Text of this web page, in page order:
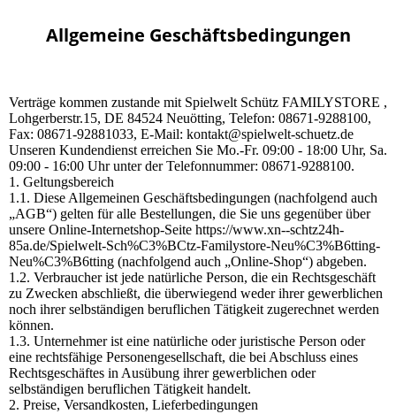
Allgemeine Geschäftsbedingungen
Verträge kommen zustande mit Spielwelt Schütz FAMILYSTORE ,
Lohgerberstr.15, DE 84524 Neuötting, Telefon: 08671-9288100,
Fax: 08671-92881033, E-Mail: kontakt@spielwelt-schuetz.de
Unseren Kundendienst erreichen Sie Mo.-Fr. 09:00 - 18:00 Uhr, Sa.
09:00 - 16:00 Uhr unter der Telefonnummer: 08671-9288100.
1. Geltungsbereich
1.1. Diese Allgemeinen Geschäftsbedingungen (nachfolgend auch
„AGB“) gelten für alle Bestellungen, die Sie uns gegenüber über
unsere Online-Internetshop-Seite https://www.xn--schtz24h-
85a.de/Spielwelt-Sch%C3%BCtz-Familystore-Neu%C3%B6tting-
Neu%C3%B6tting (nachfolgend auch „Online-Shop“) abgeben.
1.2. Verbraucher ist jede natürliche Person, die ein Rechtsgeschäft
zu Zwecken abschließt, die überwiegend weder ihrer gewerblichen
noch ihrer selbständigen beruflichen Tätigkeit zugerechnet werden
können.
1.3. Unternehmer ist eine natürliche oder juristische Person oder
eine rechtsfähige Personengesellschaft, die bei Abschluss eines
Rechtsgeschäftes in Ausübung ihrer gewerblichen oder
selbständigen beruflichen Tätigkeit handelt.
2. Preise, Versandkosten, Lieferbedingungen